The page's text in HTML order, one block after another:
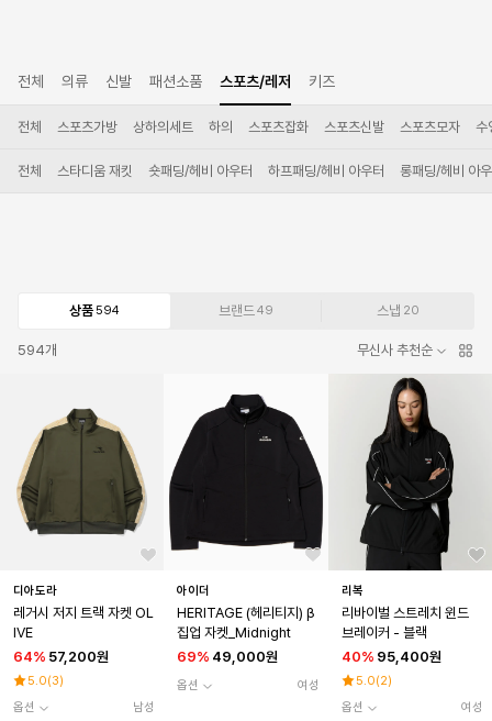
전체 의류 신발 패션소품 스포츠/레저 키즈
전체 스포츠가방 상하의세트 하의 스포츠잡화 스포츠신발 스포츠모자 수
전체 스타디움 재킷 숏패딩/헤비 아우터 하프패딩/헤비 아우터 롱패딩/헤비 아
상품594 브랜드49 스냅 20
594개 무신사 추천순
디아도라
레거시 저지 트랙 자켓 OL
IVE
64% 57,200원
5.0(3)
옵션
남성
아이더
HERITAGE (헤리티지) β
집업 자켓_Midnight
69% 49,000원
옵션 여성
리복
리바이벌 스트레치 윈드
브레이커 - 블랙
40% 95,400원
5.0(2)
옵션
여성